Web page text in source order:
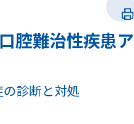
腔難治性疾患ア
診断と対処